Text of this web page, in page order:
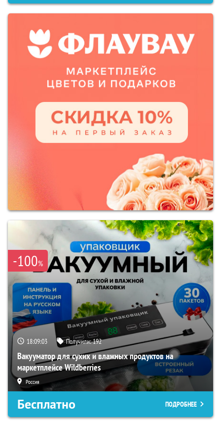
-100%
18:09:02 Получили:192
Вакууматор для сухих и влажных продуктов на
маркетплейсе Wildberries
Россия
Бесплатно ПОДРОБНЕЕ